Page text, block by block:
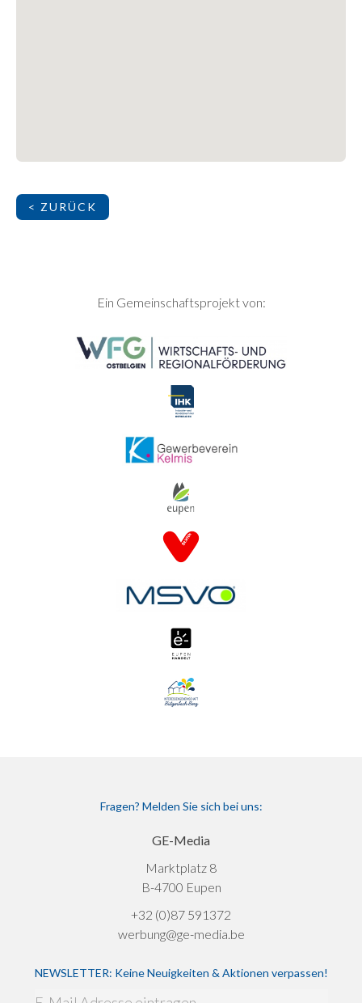
< ZURÜCK
SEITENFUSSEin Gemeinschaftsprojekt von:
Fragen? Melden Sie sich bei uns:
GE-Media
Marktplatz 8
B-4700 Eupen
+32 (0)87 591372
werbung@ge-media.be
NEWSLETTER: Keine Neuigkeiten & Aktionen verpassen!